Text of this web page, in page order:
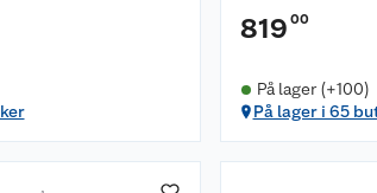
819 00
På lager (+100)
På lager i 65